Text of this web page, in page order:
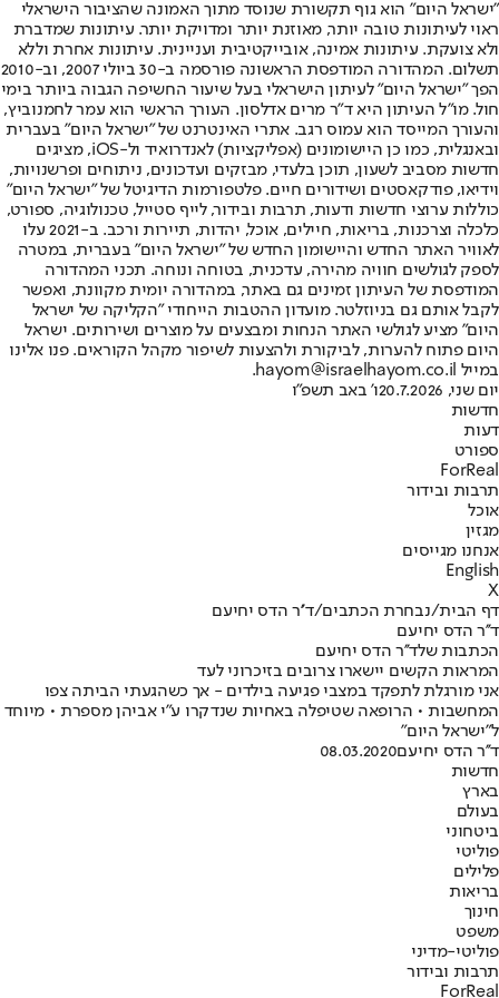
"ישראל היום" הוא גוף תקשורת שנוסד מתוך האמונה שהציבור הישראלי
ראוי לעיתונות טובה יותר, מאוזנת יותר ומדויקת יותר. עיתונות שמדברת
ולא צועקת. עיתונות אמינה, אובייקטיבית ועניינית. עיתונות אחרת וללא
תשלום. המהדורה המודפסת הראשונה פורסמה ב-30 ביולי 2007, וב-2010
הפך "ישראל היום" לעיתון הישראלי בעל שיעור החשיפה הגבוה ביותר בימי
חול. מו"ל העיתון היא ד"ר מרים אדלסון. העורך הראשי הוא עמר לחמנוביץ,
והעורך המייסד הוא עמוס רגב. אתרי האינטרנט של "ישראל היום" בעברית
ובאנגלית, כמו כן היישומונים (אפליקציות) לאנדרואיד ול-iOS, מציגים
חדשות מסביב לשעון, תוכן בלעדי, מבזקים ועדכונים, ניתוחים ופרשנויות,
וידיאו, פודקאסטים ושידורים חיים. פלטפורמות הדיגיטל של "ישראל היום"
כוללות ערוצי חדשות ודעות, תרבות ובידור, לייף סטייל, טכנולוגיה, ספורט,
כלכלה וצרכנות, בריאות, חיילים, אוכל, יהדות, תיירות ורכב. ב-2021 עלו
לאוויר האתר החדש והיישומון החדש של "ישראל היום" בעברית, במטרה
לספק לגולשים חוויה מהירה, עדכנית, בטוחה ונוחה. תכני המהדורה
המודפסת של העיתון זמינים גם באתר, במהדורה יומית מקוונת, ואפשר
לקבל אותם גם בניוזלטר. מועדון ההטבות הייחודי "הקליקה של ישראל
היום" מציע לגולשי האתר הנחות ומבצעים על מוצרים ושירותים. ישראל
היום פתוח להערות, לביקורת ולהצעות לשיפור מקהל הקוראים. פנו אלינו
במייל hayom@israelhayom.co.il.
יום שני, 20.7.2026
ו' באב תשפ"ו
חדשות
דעות
ספורט
ForReal
תרבות ובידור
אוכל
מגזין
אנחנו מגייסים
English
X
דף הבית/נבחרת הכתבים/ד''ר הדס יחיעם
ד''ר הדס יחיעם
הכתבות שלד''ר הדס יחיעם
המראות הקשים יישארו צרובים בזיכרוני לעד
אני מורגלת לתפקד במצבי פגיעה בילדים - אך כשהגעתי הביתה צפו
המחשבות • הרופאה שטיפלה באחיות שנדקרו ע"י אביהן מספרת • מיוחד
ל"ישראל היום"
ד''ר הדס יחיעם08.03.2020
חדשות
בארץ
בעולם
ביטחוני
פוליטי
פלילים
בריאות
חינוך
משפט
פוליטי-מדיני
תרבות ובידור
ForReal